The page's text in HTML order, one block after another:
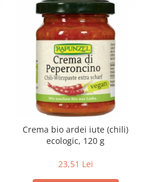
Crema bio ardei iute (chili)
ecologic, 120 g
23,51 Lei